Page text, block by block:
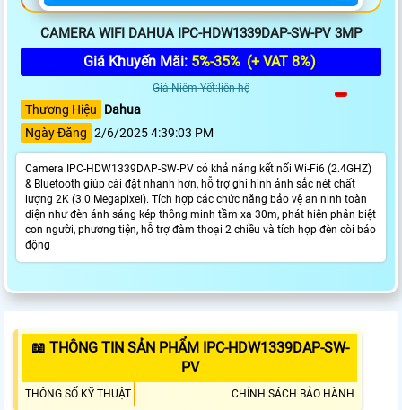
CAMERA WIFI DAHUA IPC-HDW1339DAP-SW-PV 3MP
Giá Khuyến Mãi: 5%-35% (+ VAT 8%)
Giá Niêm Yết:liên hệ
Thương Hiệu
Dahua
Ngày Đăng 2/6/2025 4:39:03 PM
Camera IPC-HDW1339DAP-SW-PV có khả năng kết nối Wi-Fi6 (2.4GHZ)
& Bluetooth giúp cài đặt nhanh hơn, hỗ trợ ghi hình ảnh sắc nét chất
lượng 2K (3.0 Megapixel). Tích hợp các chức năng bảo vệ an ninh toàn
diện như đèn ánh sáng kép thông minh tầm xa 30m, phát hiện phân biệt
con người, phương tiện, hỗ trợ đàm thoại 2 chiều và tích hợp đèn còi báo
động
📖 THÔNG TIN SẢN PHẨM IPC-HDW1339DAP-SW-
PV
THÔNG SỐ KỸ THUẬT CHÍNH SÁCH BẢO HÀNH